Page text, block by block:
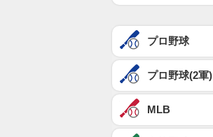
プロ野球
プロ野球(2軍)
MLB